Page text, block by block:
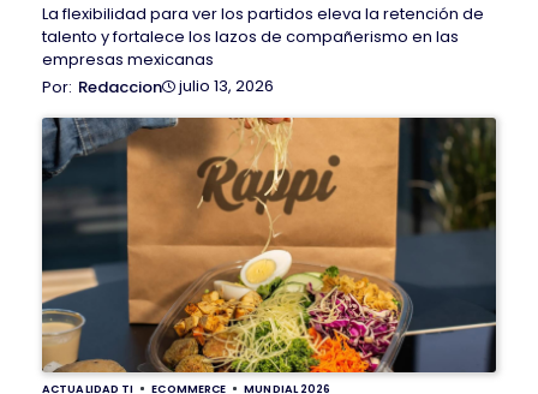
La flexibilidad para ver los partidos eleva la retención de
talento y fortalece los lazos de compañerismo en las
empresas mexicanas
Redaccion
julio 13, 2026
ACTUALIDAD TI ECOMMERCE MUNDIAL 2026